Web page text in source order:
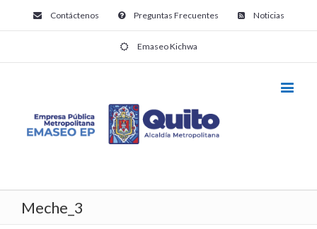
Contáctenos Preguntas Frecuentes Noticias
Emaseo Kichwa
Meche_3